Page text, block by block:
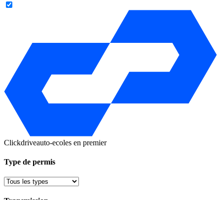
Clickdriveauto-ecoles en premier
Type de permis